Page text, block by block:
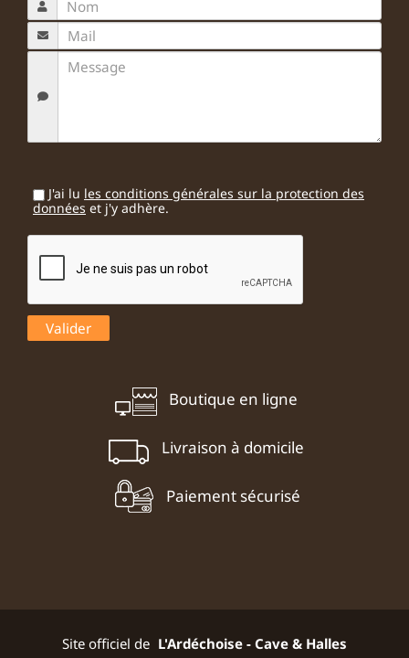
J'ai lu les conditions générales sur la protection des
données et j'y adhère.
Boutique en ligne
Livraison à domicile
Paiement sécurisé
Site officiel de L'Ardéchoise - Cave & Halles